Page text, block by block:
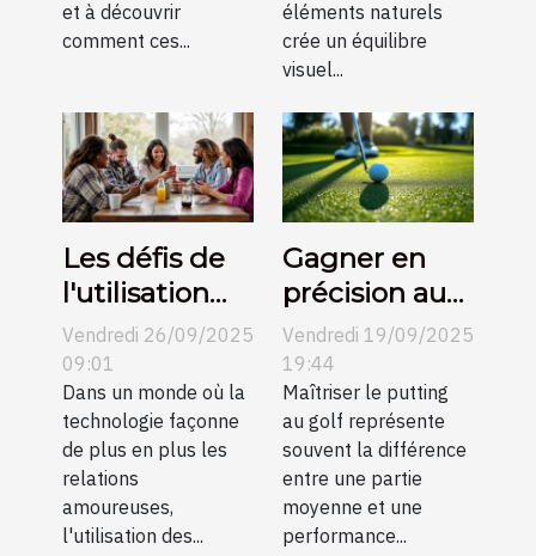
et à découvrir
comment ces...
éléments naturels
crée un équilibre
visuel...
Les défis de
l'utilisation
des
plateformes
de rencontre
en petites
communes
Vendredi 26/09/2025
09:01
Dans un monde où la
technologie façonne
de plus en plus les
relations
amoureuses,
l'utilisation des...
Gagner en
précision au
putting grâce
aux conseils
vidéo
Vendredi 19/09/2025
19:44
Maîtriser le putting
au golf représente
souvent la différence
entre une partie
moyenne et une
performance...